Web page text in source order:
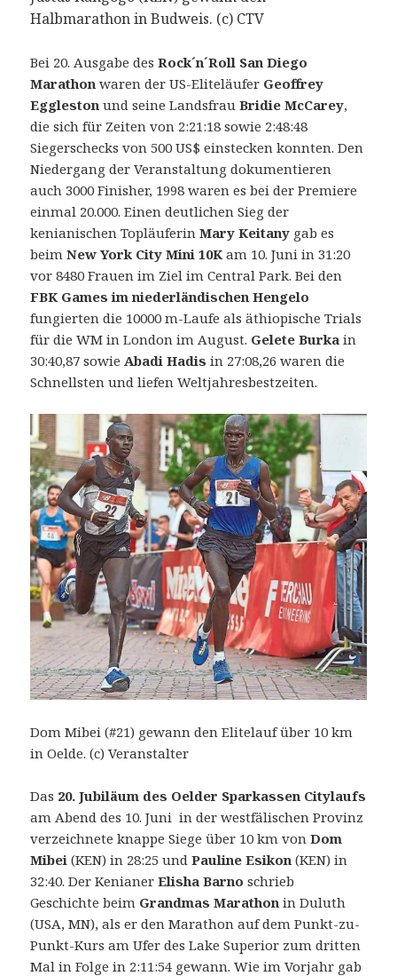
Halbmarathon in Budweis. (c) CTV
Bei 20. Ausgabe desRock´n´Roll San Diego
Marathon waren der US-Eliteläufer Geoffrey
Eggleston und seine LandsfrauBridie McCarey,
die sich für Zeiten von 2:21:18 sowie 2:48:48
Siegerschecks von 500 US$ einstecken konnten. Den
Niedergang der Veranstaltung dokumentieren
auch 3000 Finisher, 1998 waren es bei der Premiere
einmal 20.000. Einen deutlichen Sieg der
kenianischen TopläuferinMary Keitany gab es
beimNew York City Mini 10Kam 10. Juni in 31:20
vor 8480 Frauen im Ziel im Central Park. Bei den
FBK Games im niederländischen Hengelo
fungierten die 10000 m-Laufe als äthiopische Trials
für die WM in London im August. Gelete Burka in
30:40,87 sowieAbadi Hadis in 27:08,26 waren die
Schnellsten und liefen Weltjahresbestzeiten.
Dom Mibei (#21) gewann den Elitelauf über 10 km
in Oelde. (c) Veranstalter
Das 20. Jubiläum des Oelder Sparkassen Citylaufs
am Abend des 10. Juni in der westfälischen Provinz
verzeichnete knappe Siege über 10 km vonDom
Mibei (KEN) in 28:25 undPauline Esikon (KEN) in
32:40. Der KenianerElisha Barno schrieb
Geschichte beim Grandmas Marathon in Duluth
(USA, MN), als er den Marathon auf dem Punkt-zu-
Punkt-Kurs am Ufer des Lake Superior zum dritten
Mal in Folge in 2:11:54 gewann. Wie im Vorjahr gab